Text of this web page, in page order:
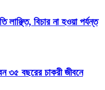
বিচার না হওয়া পর্যন্ত
৩৫ বছরের চাকরী জীবনে